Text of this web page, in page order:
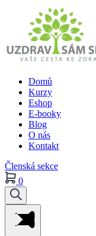
Domů
Kurzy
Eshop
E-booky
Blog
O nás
Kontakt
Členská sekce
0